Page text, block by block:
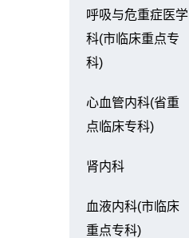
呼吸与危重症医学
科(市临床重点专
科)
心血管内科(省重
点临床专科)
肾内科
血液内科(市临床
重点专科)